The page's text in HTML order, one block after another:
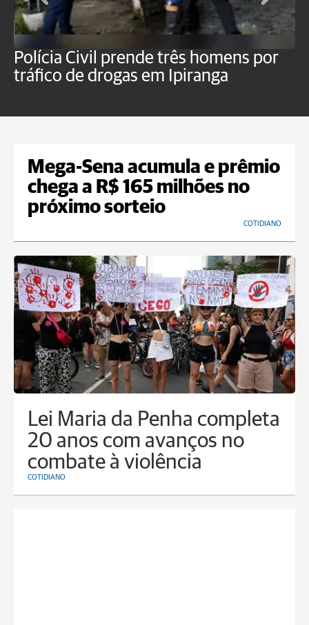
Polícia Civil prende três homens por
tráfico de drogas em Ipiranga
Mega-Sena acumula e prêmio
chega a R$ 165 milhões no
próximo sorteio
COTIDIANO
Lei Maria da Penha completa
20 anos com avanços no
combate à violência
COTIDIANO